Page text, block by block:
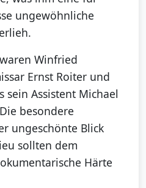
ungewöhnliche
Winfried
Ernst Roiter und
sein Assistent Michael
besondere
ungeschönte Blick
sollten dem
Härte